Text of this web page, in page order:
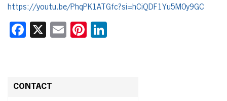
https://youtu.be/PhqPK1ATGfc?si=hCiQDF1Yu5M0y9GC
Facebook
X EmailPinterest
CONTACT